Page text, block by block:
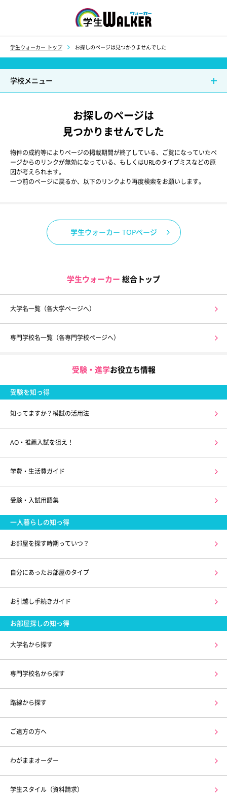
学生ウォーカー トップ お探しのページは見つかりませんでした
学校メニュー
お探しのページは
見つかりませんでした
物件の成約等によりページの掲載期間が終了している、ご覧になっていたペ
ージからのリンクが無効になっている、もしくはURLのタイプミスなどの原
因が考えられます。
一つ前のページに戻るか、以下のリンクより再度検索をお願いします。
学生ウォーカー TOPページ
学生ウォーカー 総合トップ
大学名一覧（各大学ページへ）
専門学校名一覧（各専門学校ページへ）
受験・進学お役立ち情報
受験を知っ得
知ってますか？模試の活用法
AO・推薦入試を狙え！
学費・生活費ガイド
受験・入試用語集
一人暮らしの知っ得
お部屋を探す時期っていつ？
自分にあったお部屋のタイプ
お引越し手続きガイド
お部屋探しの知っ得
大学名から探す
専門学校名から探す
路線から探す
ご遠方の方へ
わがままオーダー
学生スタイル（資料請求）